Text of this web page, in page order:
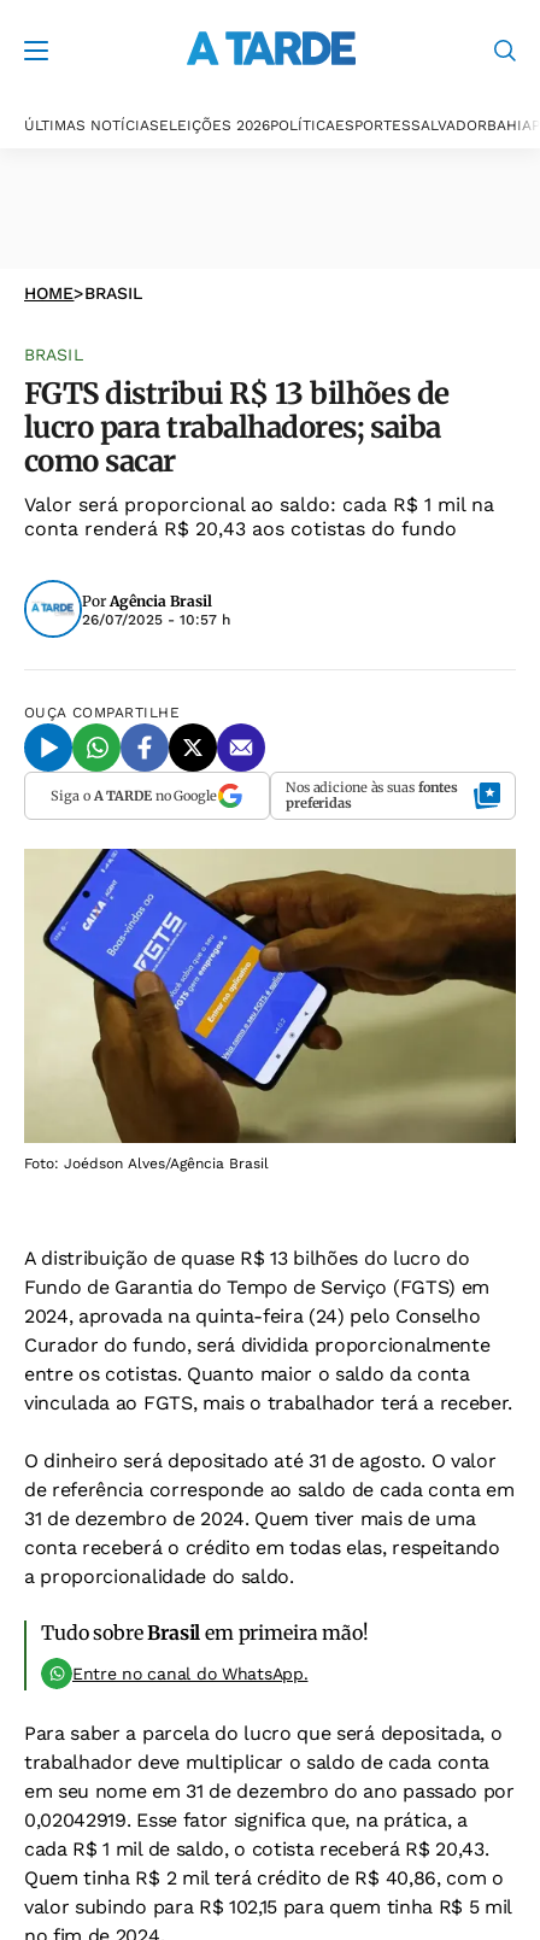
ÚLTIMAS NOTÍCIASELEIÇÕES 2026POLÍTICAESPORTESSALVADORBAHIA
HOME>BRASIL
BRASIL
FGTS distribui R$ 13 bilhões de
lucro para trabalhadores; saiba
como sacar
Valor será proporcional ao saldo: cada R$ 1 mil na
conta renderá R$ 20,43 aos cotistas do fundo
PorAgência Brasil
26/07/2025 - 10:57 h
OUÇA COMPARTILHE
Siga o A TARDEno Google Nos adicione às suas fontes
preferidas
Foto: Joédson Alves/Agência Brasil
A distribuição de quase R$ 13 bilhões do lucro do
Fundo de Garantia do Tempo de Serviço (FGTS) em
2024, aprovada na quinta-feira (24) pelo Conselho
Curador do fundo, será dividida proporcionalmente
entre os cotistas. Quanto maior o saldo da conta
vinculada ao FGTS, mais o trabalhador terá a receber.
O dinheiro será depositado até 31 de agosto. O valor
de referência corresponde ao saldo de cada conta em
31 de dezembro de 2024. Quem tiver mais de uma
conta receberá o crédito em todas elas, respeitando
a proporcionalidade do saldo.
Tudo sobreBrasil em primeira mão!
Entre no canal do WhatsApp.
Para saber a parcela do lucro que será depositada, o
trabalhador deve multiplicar o saldo de cada conta
em seu nome em 31 de dezembro do ano passado por
0,02042919. Esse fator significa que, na prática, a
cada R$ 1 mil de saldo, o cotista receberá R$ 20,43.
Quem tinha R$ 2 mil terá crédito de R$ 40,86, com o
valor subindo para R$ 102,15 para quem tinha R$ 5 mil